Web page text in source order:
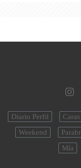
Diario Perfil Caras
Weekend
Mía